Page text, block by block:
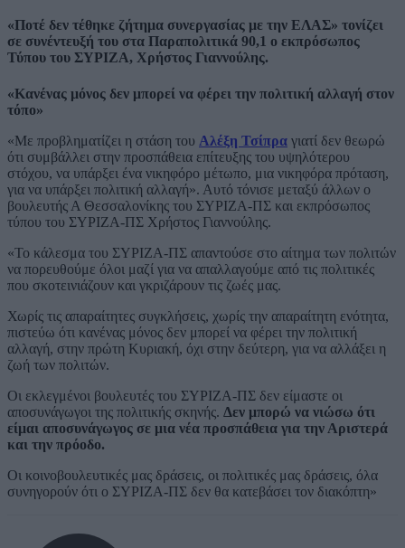
«Ποτέ δεν τέθηκε ζήτημα συνεργασίας με την ΕΛΑΣ» τονίζει
σε συνέντευξή του στα Παραπολιτικά 90,1 ο εκπρόσωπος
Τύπου του ΣΥΡΙΖΑ, Χρήστος Γιαννούλης.
«Κανένας μόνος δεν μπορεί να φέρει την πολιτική αλλαγή στον
τόπο»
«Με προβληματίζει η στάση του Αλέξη Τσίπρα γιατί δεν θεωρώ
ότι συμβάλλει στην προσπάθεια επίτευξης του υψηλότερου
στόχου, να υπάρξει ένα νικηφόρο μέτωπο, μια νικηφόρα πρόταση,
για να υπάρξει πολιτική αλλαγή». Αυτό τόνισε μεταξύ άλλων ο
βουλευτής Α Θεσσαλονίκης του ΣΥΡΙΖΑ-ΠΣ και εκπρόσωπος
τύπου του ΣΥΡΙΖΑ-ΠΣ Χρήστος Γιαννούλης.
«Το κάλεσμα του ΣΥΡΙΖΑ-ΠΣ απαντούσε στο αίτημα των πολιτών
να πορευθούμε όλοι μαζί για να απαλλαγούμε από τις πολιτικές
που σκοτεινιάζουν και γκριζάρουν τις ζωές μας.
Χωρίς τις απαραίτητες συγκλήσεις, χωρίς την απαραίτητη ενότητα,
πιστεύω ότι κανένας μόνος δεν μπορεί να φέρει την πολιτική
αλλαγή, στην πρώτη Κυριακή, όχι στην δεύτερη, για να αλλάξει η
ζωή των πολιτών.
Οι εκλεγμένοι βουλευτές του ΣΥΡΙΖΑ-ΠΣ δεν είμαστε οι
αποσυνάγωγοι της πολιτικής σκηνής. Δεν μπορώ να νιώσω ότι
είμαι αποσυνάγωγος σε μια νέα προσπάθεια για την Αριστερά
και την πρόοδο.
Οι κοινοβουλευτικές μας δράσεις, οι πολιτικές μας δράσεις, όλα
συνηγορούν ότι ο ΣΥΡΙΖΑ-ΠΣ δεν θα κατεβάσει τον διακόπτη»